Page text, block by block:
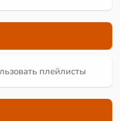
плейлисты